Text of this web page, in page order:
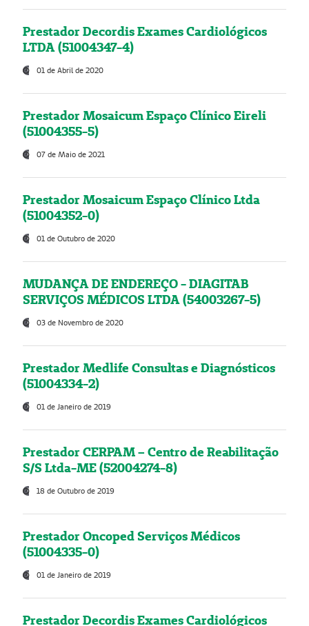
Prestador Decordis Exames Cardiológicos
LTDA (51004347-4)
01 de Abril de 2020
Prestador Mosaicum Espaço Clínico Eireli
(51004355-5)
07 de Maio de 2021
Prestador Mosaicum Espaço Clínico Ltda
(51004352-0)
01 de Outubro de 2020
MUDANÇA DE ENDEREÇO - DIAGITAB
SERVIÇOS MÉDICOS LTDA (54003267-5)
03 de Novembro de 2020
Prestador Medlife Consultas e Diagnósticos
(51004334-2)
01 de Janeiro de 2019
Prestador CERPAM – Centro de Reabilitação
S/S Ltda-ME (52004274-8)
18 de Outubro de 2019
Prestador Oncoped Serviços Médicos
(51004335-0)
01 de Janeiro de 2019
Prestador Decordis Exames Cardiológicos